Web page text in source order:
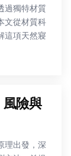
過獨特材質
文從材質科
這項天然寢
險與
理出發，深